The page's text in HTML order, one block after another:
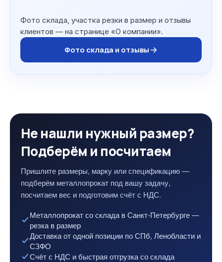
Фото склада, участка резки в размер и отзывы
клиентов — на странице «О компании».
Фото склада и отзывы
Не нашли нужный размер?
Подберём и посчитаем
Пришлите размеры, марку или спецификацию —
подберём металлопрокат под вашу задачу,
посчитаем вес и подготовим счёт с НДС.
Металлопрокат со склада в Санкт-Петербурге —
резка в размер
Доставка от одной позиции по СПб, Ленобласти и
СЗФО
Счёт с НДС и быстрая отгрузка со склада